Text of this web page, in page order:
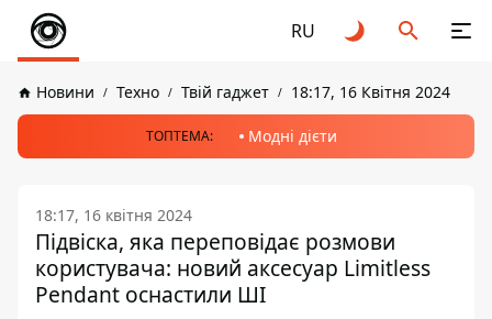
RU
Новини Техно Твій гаджет 18:17, 16 Квітня 2024
ТОПТЕМА: Модні дієти
18:17, 16 квітня 2024
Підвіска, яка переповідає розмови
користувача: новий аксесуар Limitless
Pendant оснастили ШІ